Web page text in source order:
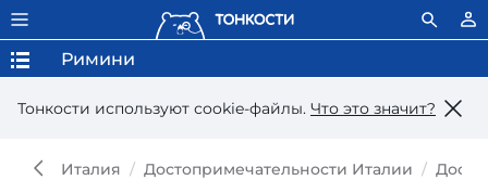
Тонкости используют сookie-файлы. Что это значит?
Римини
Италия Достопримечательности Италии